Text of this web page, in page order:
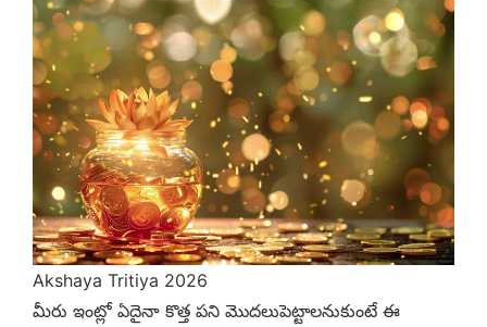
Akshaya Tritiya 2026
మీరు ఇంట్లో ఏదైనా కొత్త పని మొదలుపెట్టాలనుకుంటే ఈ